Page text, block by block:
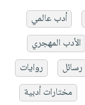
أدب عالمي
الأدب المهجري
رسائل
روايات
مختارات أدبية